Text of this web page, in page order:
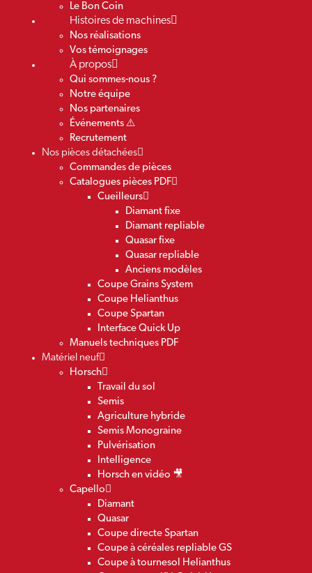
Le Bon Coin
Histoires de machines
Nos réalisations
Vos témoignages
À propos
Qui sommes-nous ?
Notre équipe
Nos partenaires
Événements ⚠️
Recrutement
Nos pièces détachées
Commandes de pièces
Catalogues pièces PDF
Cueilleurs
Diamant fixe
Diamant repliable
Quasar fixe
Quasar repliable
Anciens modèles
Coupe Grains System
Coupe Helianthus
Coupe Spartan
Interface Quick Up
Manuels techniques PDF
Matériel neuf
Horsch
Travail du sol
Semis
Agriculture hybride
Semis Monograine
Pulvérisation
Intelligence
Horsch en vidéo 🎥
Capello
Diamant
Quasar
Coupe directe Spartan
Coupe à céréales repliable GS
Coupe à tournesol Helianthus